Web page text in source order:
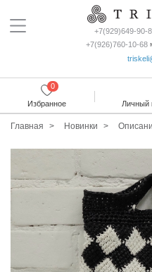
+7(929)649-90-
+7(926)760-10-68
Избранное
0
Личный
Главная Новинки